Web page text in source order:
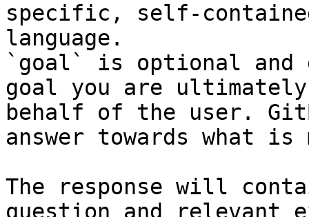
specific, self-
language.
`goal` is optional and
goal you are
behalf of the user.
answer towards what
The response will
question and relevant